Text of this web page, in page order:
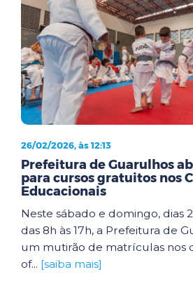
26/02/2026, às 12:13
Prefeitura de Guarulhos
para cursos gratuitos nos
Educacionais
Neste sábado e domingo, dias
das 8h às 17h, a Prefeitura de
um mutirão de matrículas nos
of... [saiba mais]